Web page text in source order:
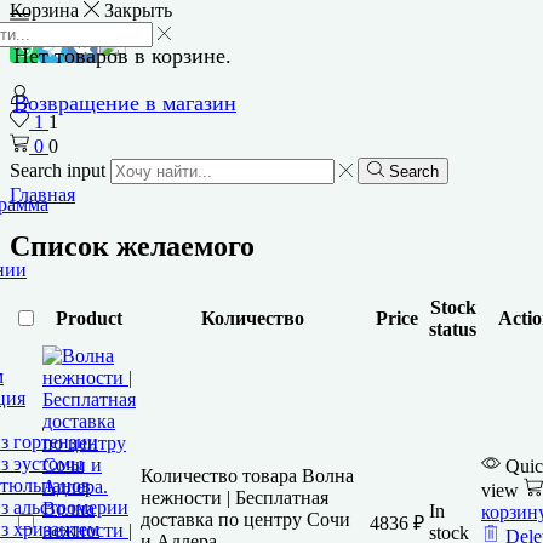
гортензии
эустомы
альстромерии
хризантем
1 1
0 0
Корзина Закрыть
Нет товаров в корзине.
Возвращение в магазин
Search input Search
Главная
Список желаемого
Product Количество Price
Stock
status
Волна
нежности |
Количество товара Волна
нежности | Бесплатная
доставка по центру Сочи
4836 ₽
In
stock
view